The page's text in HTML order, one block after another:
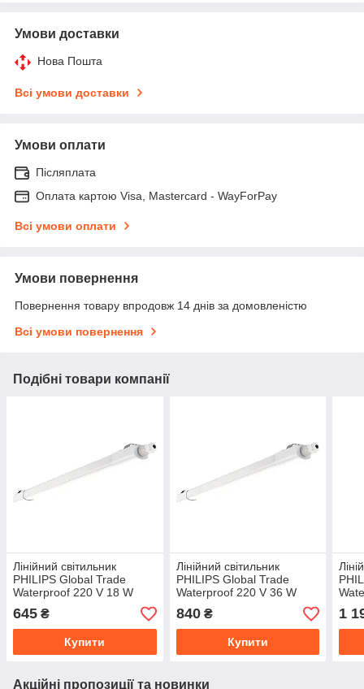
Умови доставки
Нова Пошта
Всі умови доставки
Умови оплати
Післяплата
Оплата картою Visa, Mastercard - WayForPay
Всі умови оплати
Умови повернення
Повернення товару впродовж 14 днів за домовленістю
Всі умови повернення
Подібні товари компанії
Лінійний світильник
PHILIPS Global Trade
Waterproof 220 V 18 W
4000 K 4000 Lm L600 IP65
Сріблястий
(911401807284)
645 ₴
Купити
Лінійний світильник
PHILIPS Global Trade
Waterproof 220 V 36 W
4000 K 4000 Lm L1200
IP65 Сріблястий
840₴
Купити
1
Акційні пропозиції та новинки